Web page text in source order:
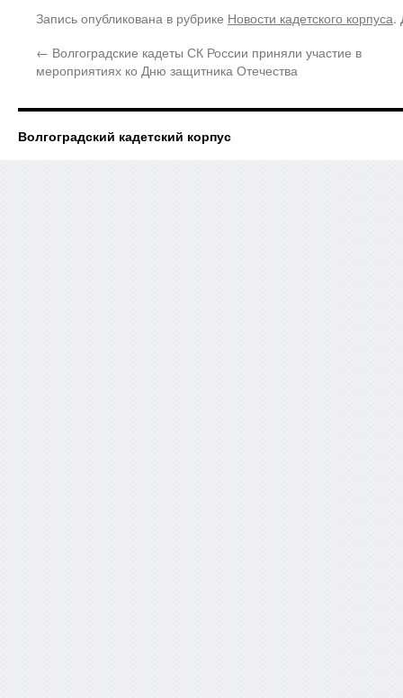
Запись опубликована в рубрике Новости кадетского корпуса.
← Волгоградские кадеты СК России приняли участие в
мероприятиях ко Дню защитника Отечества
Волгоградский кадетский корпус